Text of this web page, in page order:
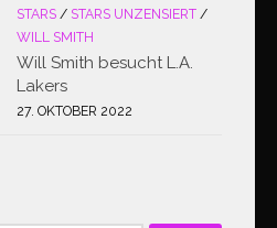
STARS / STARS UNZENSIERT /
WILL SMITH
Will Smith besucht L.A.
Lakers
27. OKTOBER 2022